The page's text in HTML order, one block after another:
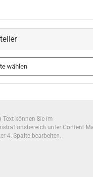
Text können Sie im
unter Content
4. Spalte bearbeiten.